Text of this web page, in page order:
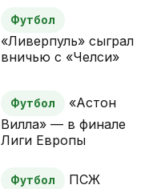
Футбол
«Ливерпуль» сыграл
вничью с «Челси»
Футбол
«Астон
Вилла» — в финале
Лиги Европы
Футбол
ПСЖ